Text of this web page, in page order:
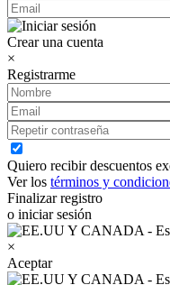
Crear una cuenta
×
Registrarme
Quiero recibir descuentos
Ver los términos y
Finalizar registro
o iniciar sesión
×
Aceptar